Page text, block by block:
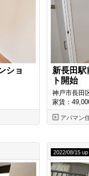
ショ
新長田駅
ト開始
神戸市長田
家賃：
アパマン
2022/08/15 up